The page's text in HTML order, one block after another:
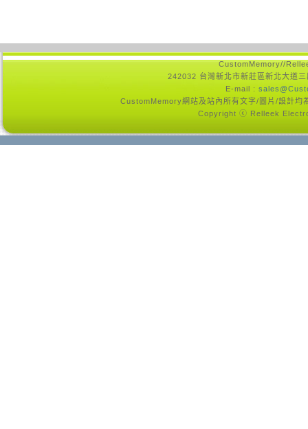
CustomMemory//
242032 台灣新北市新莊區新北大道
E-mail :
CustomMemory網站及站內所有文字/圖片/設計
Copyright ⓒ Relleek